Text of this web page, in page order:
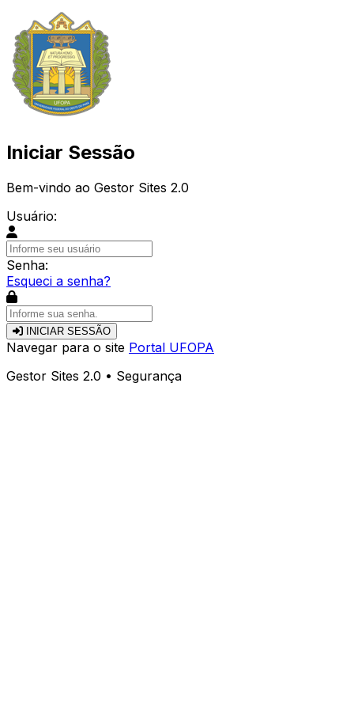
Iniciar Sessão
Bem-vindo ao Gestor Sites 2.0
Usuário:
Senha:
Esqueci a senha?
INICIAR SESSÃO
Navegar para o site Portal UFOPA
Gestor Sites 2.0 • Segurança